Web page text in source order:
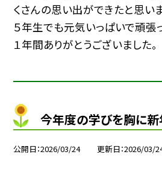
くさんの思い出ができたと思いま
５年生でも元気いっぱいで頑張
１年間ありがとうございました。
今年度の学びを胸に
公開日 2026/03/24 更新日 2026/03/